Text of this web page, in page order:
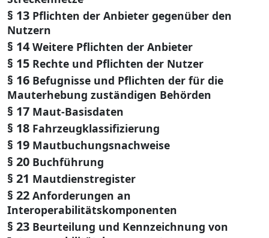
§ 13 Pflichten der Anbieter gegenüber den
Nutzern
§ 14 Weitere Pflichten der Anbieter
§ 15 Rechte und Pflichten der Nutzer
§ 16 Befugnisse und Pflichten der für die
Mauterhebung zuständigen Behörden
§ 17 Maut-Basisdaten
§ 18 Fahrzeugklassifizierung
§ 19 Mautbuchungsnachweise
§ 20 Buchführung
§ 21 Mautdienstregister
§ 22 Anforderungen an
Interoperabilitätskomponenten
§ 23 Beurteilung und Kennzeichnung von